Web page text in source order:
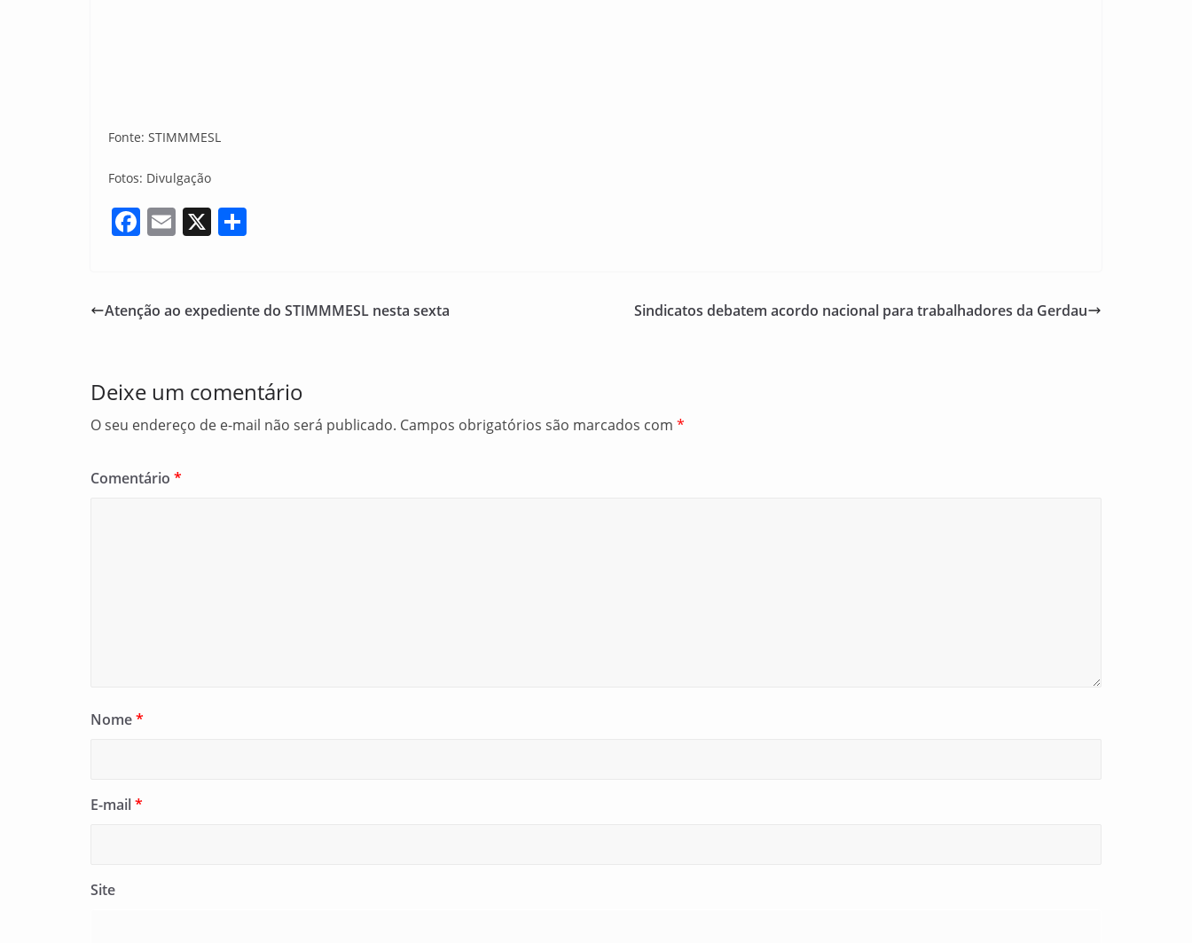
Fonte: STIMMMESL
Fotos: Divulgação
F
e
o
k
E
l
X
e
Atenção ao expediente do STIMMMESL nesta sexta Sindicatos debatem acordo nacional para trabalhadores da Gerdau
Deixe um comentário
O seu endereço de e-mail não será publicado. Campos obrigatórios são marcados com *
Comentário *
Nome*
E-mail*
Site